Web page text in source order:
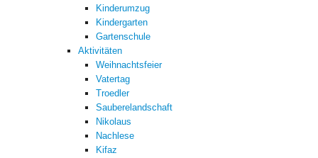
Kinderumzug
Kindergarten
Gartenschule
Aktivitäten
Weihnachtsfeier
Vatertag
Troedler
Sauberelandschaft
Nikolaus
Nachlese
Kifaz